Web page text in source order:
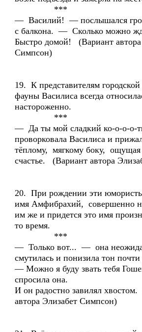
***
— Василий! — послышался
с балкона. — Сколько можно
Быстро домой! (Вариант автора
Симпсон)
19. К представителям
фауны Василиса всегда
настороженно.
***
— Да ты мой сладкий ко-о-о-
проворковала Василиса и
тёплому, мягкому боку, ощущая
счастье. (Вариант автора
20. При рождении эти
имя Амфибрахий, совершенно
им же и придется это имя
то время.
***
— Только вот... — она
смутилась и понизила тон
— Можно я буду звать тебя
спросила она.
И он радостно завилял
автора Элизабет Симпсон)